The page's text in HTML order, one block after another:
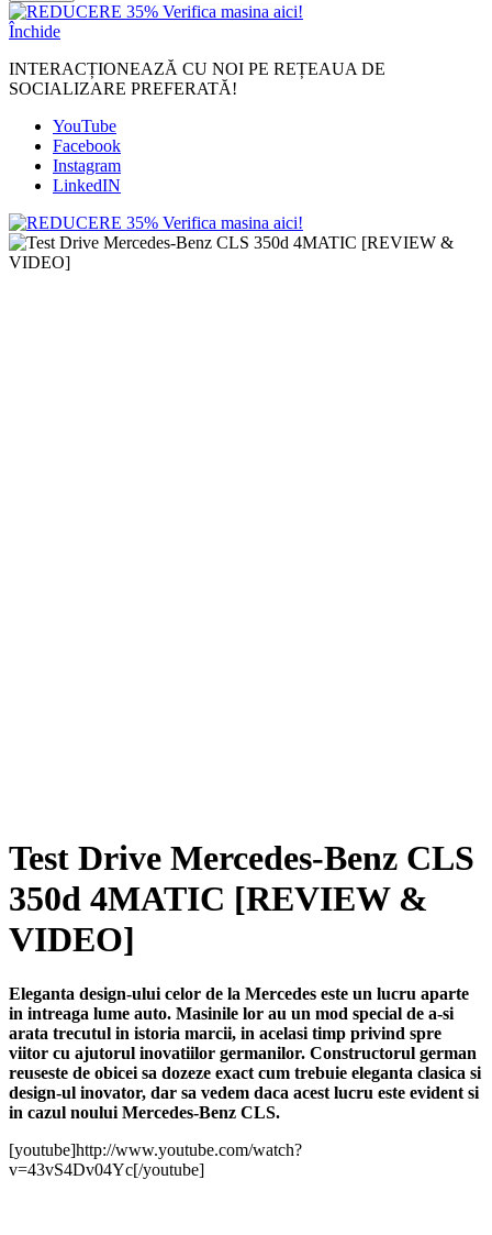
Închide
INTERACȚIONEAZĂ CU NOI PE REȚEAUA DE
SOCIALIZARE PREFERATĂ!
YouTube
Facebook
Instagram
LinkedIN
Test Drive Mercedes-Benz CLS
350d 4MATIC [REVIEW &
VIDEO]
Eleganta design-ului celor de la Mercedes este un lucru aparte
in intreaga lume auto. Masinile lor au un mod special de a-si
arata trecutul in istoria marcii, in acelasi timp privind spre
viitor cu ajutorul inovatiilor germanilor. Constructorul german
reuseste de obicei sa dozeze exact cum trebuie eleganta clasica si
design-ul inovator, dar sa vedem daca acest lucru este evident si
in cazul noului Mercedes-Benz CLS.
[youtube]http://www.youtube.com/watch?
v=43vS4Dv04Yc[/youtube]